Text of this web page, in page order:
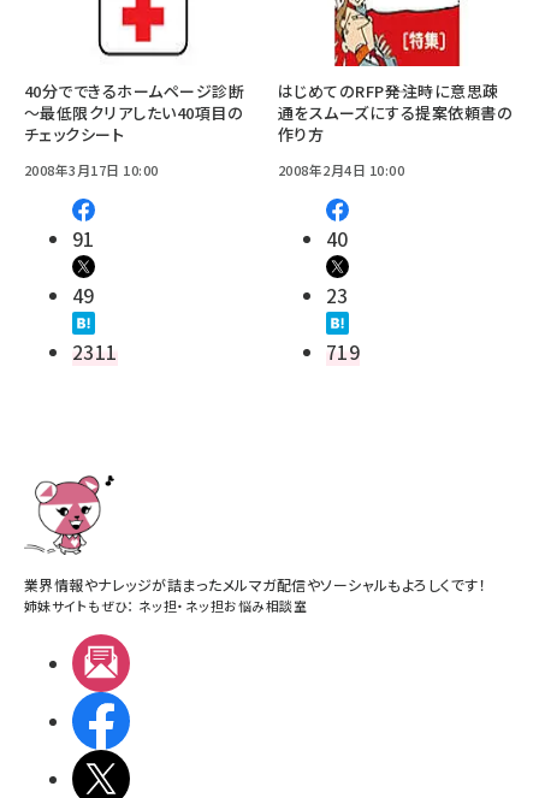
40分でできるホームページ診断
～最低限クリアしたい40項目の
チェックシート
2008年3月17日 10:00
91
49
2311
はじめてのRFP――発注時に意思疎
通をスムーズにする提案依頼書の
作り方
2008年2月4日 10:00
40
23
719
業界情報やナレッジが詰まったメルマガ配信やソーシャルもよろしくです！
姉妹サイトもぜひ： ネッ担・ ネッ担お悩み相談室